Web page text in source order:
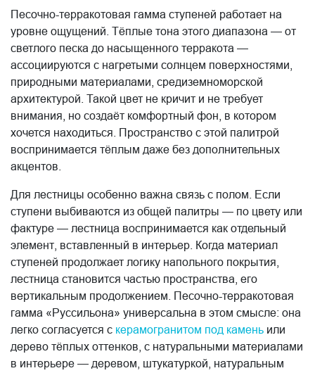
Песочно-терракотовая гамма ступеней работает на
уровне ощущений. Тёплые тона этого диапазона — от
светлого песка до насыщенного терракота —
ассоциируются с нагретыми солнцем поверхностями,
природными материалами, средиземноморской
архитектурой. Такой цвет не кричит и не требует
внимания, но создаёт комфортный фон, в котором
хочется находиться. Пространство с этой палитрой
воспринимается тёплым даже без дополнительных
акцентов.
Для лестницы особенно важна связь с полом. Если
ступени выбиваются из общей палитры — по цвету или
фактуре — лестница воспринимается как отдельный
элемент, вставленный в интерьер. Когда материал
ступеней продолжает логику напольного покрытия,
лестница становится частью пространства, его
вертикальным продолжением. Песочно-терракотовая
гамма «Руссильона» универсальна в этом смысле: она
легко согласуется с керамогранитом под камень или
дерево тёплых оттенков, с натуральными материалами
в интерьере — деревом, штукатуркой, натуральным